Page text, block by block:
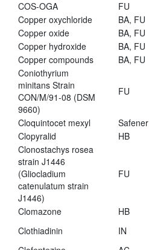
COS-OGA
FU
Copper oxychloride
BA, FU
Copper oxide
BA, FU
Copper hydroxide
BA, FU
Copper compounds
BA, FU
Coniothyrium
minitans Strain
CON/M/91-08 (DSM
9660)
FU
Cloquintocet mexyl Safener
Clopyralid
HB
Clonostachys rosea
strain J1446
(Gliocladium
catenulatum strain
J1446)
FU
Clomazone HB
Clothiadinin
IN